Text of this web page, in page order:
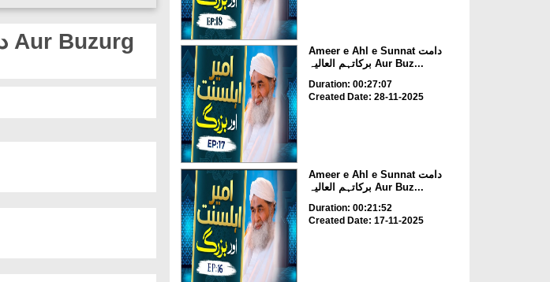
Ameer e Ahl e Sunnat دامت
برکاتہم العالیہ Aur Buz...
Duration: 00:27:07
Created Date: 28-11-2025
Ameer e Ahl e Sunnat دامت
برکاتہم العالیہ Aur Buz...
Duration: 00:21:52
Created Date: 17-11-2025